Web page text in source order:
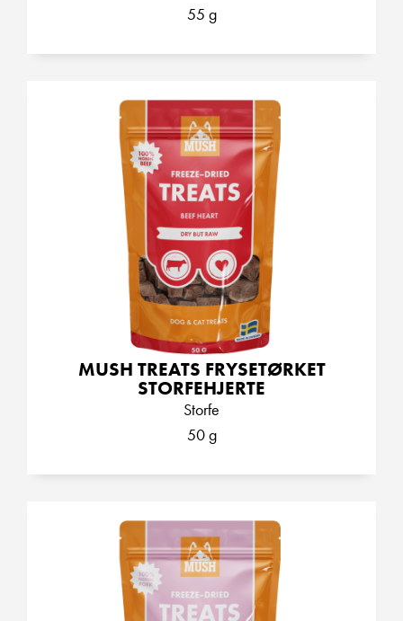
55 g
MUSH TREATS FRYSETØRKET
STORFEHJERTE
Storfe
50 g